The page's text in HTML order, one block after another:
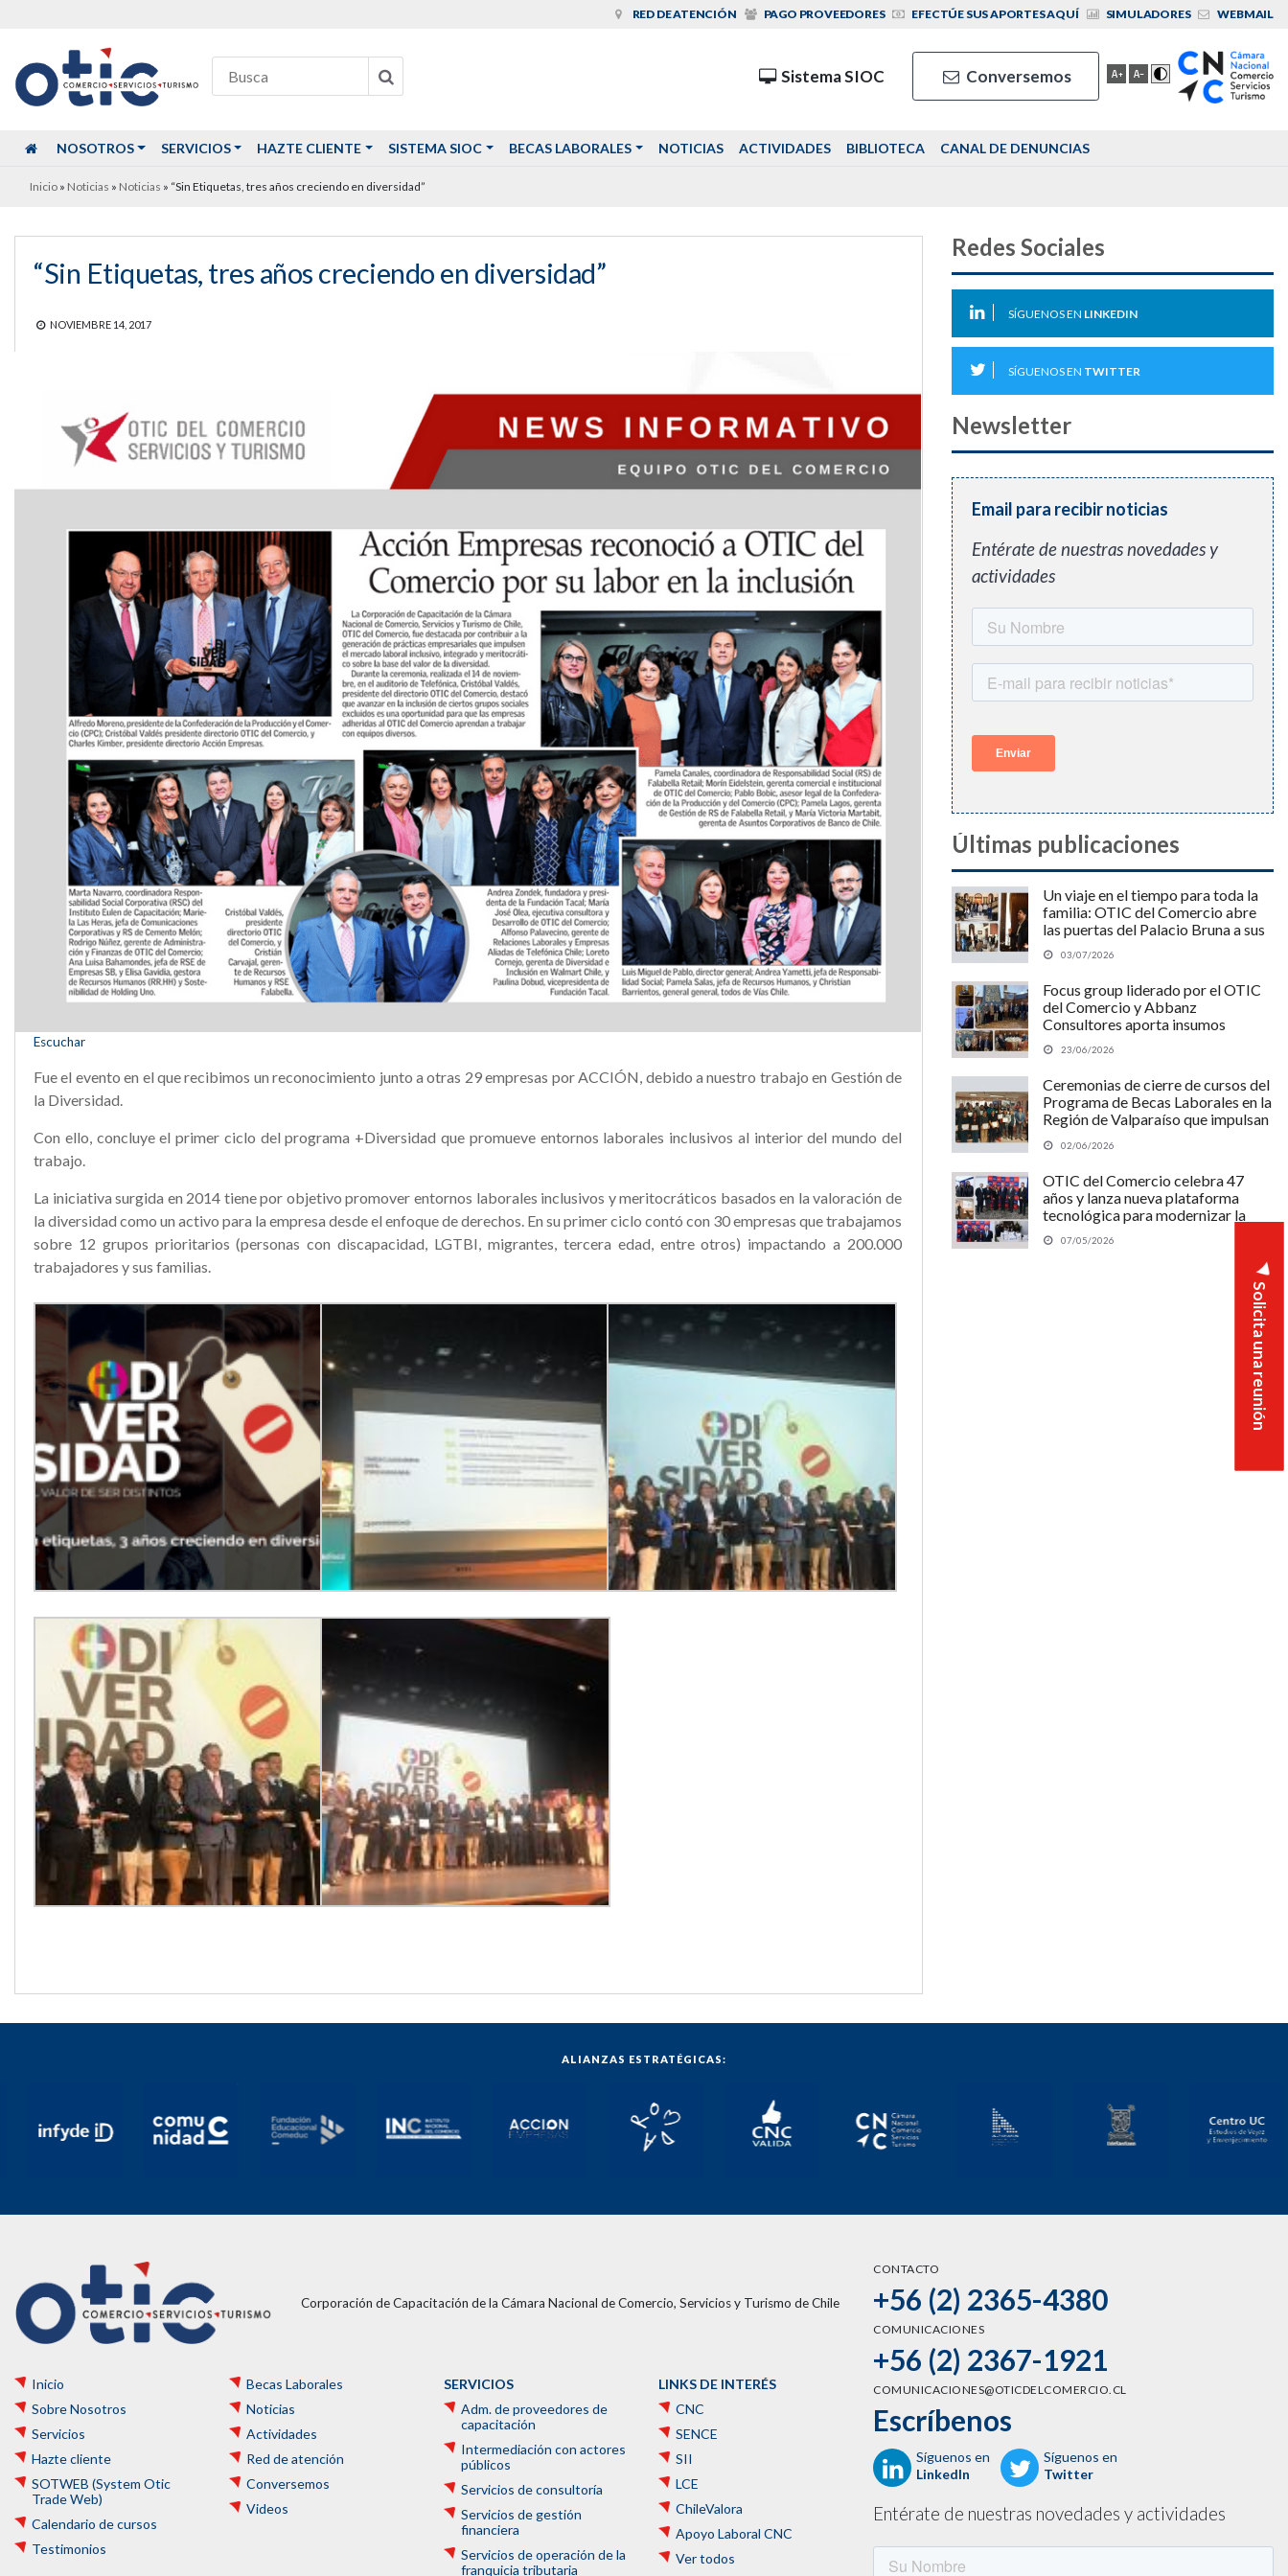
RED DE ATENCIÓN PAGO PROVEEDORES EFECTÚE SUS APORTES AQUÍ SIMULADORES WEBMAIL
Sistema SIOC Conversemos
Solicita una reunión
NOSOTROS SERVICIOS HAZTE CLIENTE SISTEMA SIOC BECAS LABORALES NOTICIAS ACTIVIDADES BIBLIOTECA CANAL DE DENUNCIAS
Inicio » Noticias » Noticias » “Sin Etiquetas, tres años creciendo en diversidad”
“Sin Etiquetas, tres años creciendo en diversidad”
NOVIEMBRE 14, 2017
Escuchar
Fue el evento en el que recibimos un reconocimiento junto a otras 29 empresas por ACCIÓN, debido a nuestro trabajo en Gestión de
la Diversidad.
Con ello, concluye el primer ciclo del programa +Diversidad que promueve entornos laborales inclusivos al interior del mundo del
trabajo.
La iniciativa surgida en 2014 tiene por objetivo promover entornos laborales inclusivos y meritocráticos basados en la valoración de
la diversidad como un activo para la empresa desde el enfoque de derechos. En su primer ciclo contó con 30 empresas que trabajamos
sobre 12 grupos prioritarios (personas con discapacidad, LGTBI, migrantes, tercera edad, entre otros) impactando a 200.000
trabajadores y sus familias.
Redes Sociales
SÍGUENOS EN LINKEDIN
SÍGUENOS EN TWITTER
Newsletter
Email para recibir noticias
Entérate de nuestras novedades y
actividades
Últimas publicaciones
Un viaje en el tiempo para toda la
familia: OTIC del Comercio abre
las puertas del Palacio Bruna a sus
clientes y sus hijos
03/07/2026
Focus group liderado por el OTIC
del Comercio y Abbanz
Consultores aporta insumos
estratégicos para optimizar el
Programa MIPE de SENCE y
potenciar a las pymes chilenas
23/06/2026
Ceremonias de cierre de cursos del
Programa de Becas Laborales en la
Región de Valparaíso que impulsan
la empleabilidad y el desarrollo
regional.
02/06/2026
OTIC del Comercio celebra 47
años y lanza nueva plataforma
tecnológica para modernizar la
capacitación laboral
07/05/2026
ALIANZAS ESTRATÉGICAS:
CONTACTO
+56 (2) 2365-4380
COMUNICACIONES
+56 (2) 2367-1921
COMUNICACIONES@OTICDELCOMERCIO.CL
Escríbenos
Síguenos en
LinkedIn
Síguenos en
Twitter
Entérate de nuestras novedades y actividades
Corporación de Capacitación de la Cámara Nacional de Comercio, Servicios y Turismo de Chile
Inicio
Sobre Nosotros
Servicios
Hazte cliente
SOTWEB (System Otic
Trade Web)
Calendario de cursos
Testimonios
Becas Laborales
Noticias
Actividades
Red de atención
Conversemos
Videos
SERVICIOS
Adm. de proveedores de
capacitación
Intermediación con actores
públicos
Servicios de consultoría
Servicios de gestión
financiera
Servicios de operación de la
franquicia tributaria
LINKS DE INTERÉS
CNC
SENCE
SII
LCE
ChileValora
Apoyo Laboral CNC
Ver todos